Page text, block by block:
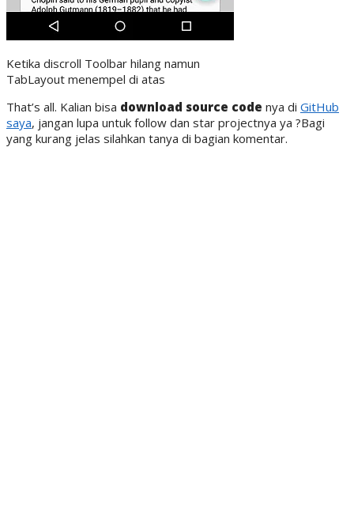
Ketika discroll Toolbar hilang namun
TabLayout menempel di atas
That’s all. Kalian bisa download source code nya di GitHub
saya, jangan lupa untuk follow dan star projectnya ya ?Bagi
yang kurang jelas silahkan tanya di bagian komentar.